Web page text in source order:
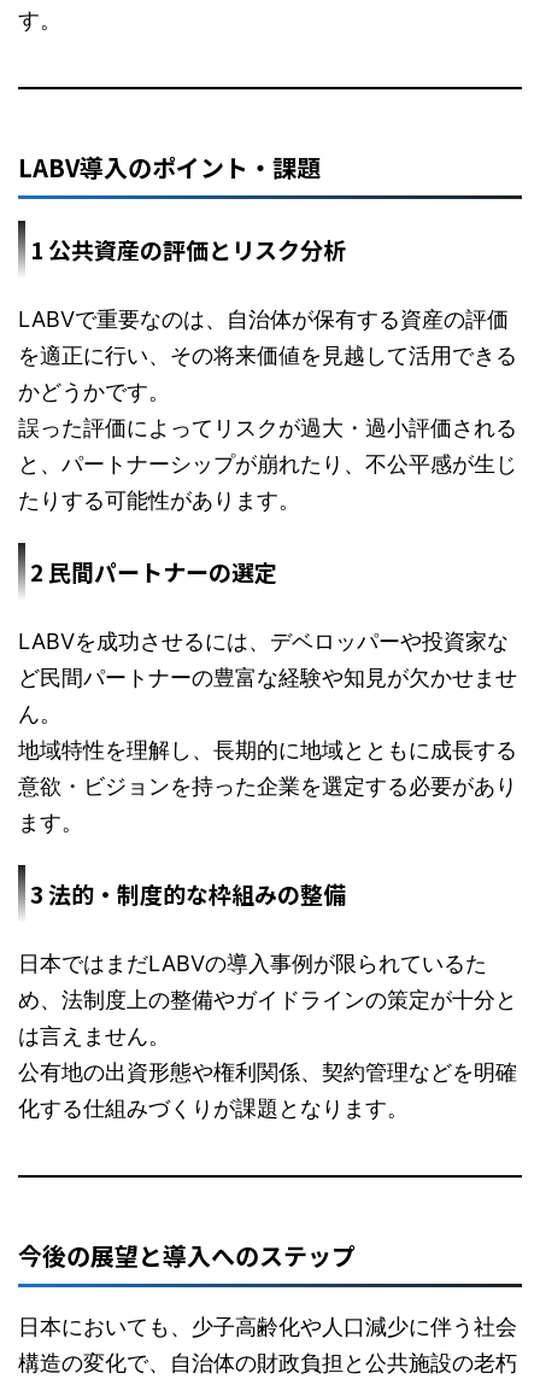
す。
LABV導入のポイント・課題
1 公共資産の評価とリスク分析
LABVで重要なのは、自治体が保有する資産の評価
を適正に行い、その将来価値を見越して活用できる
かどうかです。
誤った評価によってリスクが過大・過小評価される
と、パートナーシップが崩れたり、不公平感が生じ
たりする可能性があります。
2 民間パートナーの選定
LABVを成功させるには、デベロッパーや投資家な
ど民間パートナーの豊富な経験や知見が欠かせませ
ん。
地域特性を理解し、長期的に地域とともに成長する
意欲・ビジョンを持った企業を選定する必要があり
ます。
3 法的・制度的な枠組みの整備
日本ではまだLABVの導入事例が限られているた
め、法制度上の整備やガイドラインの策定が十分と
は言えません。
公有地の出資形態や権利関係、契約管理などを明確
化する仕組みづくりが課題となります。
今後の展望と導入へのステップ
日本においても、少子高齢化や人口減少に伴う社会
構造の変化で、自治体の財政負担と公共施設の老朽